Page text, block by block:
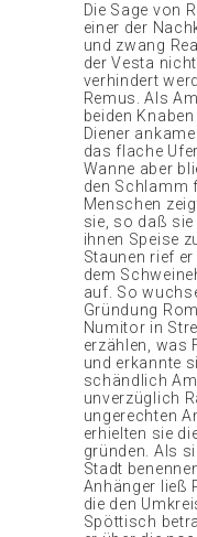
Die Sage von
einer der
und zwang
der Vesta
verhindert
Remus. Als
beiden
Diener
das flache
Wanne aber
den Schlamm
Menschen
sie, so daß
ihnen Speise
Staunen rief
dem
auf. So
Gründung
Numitor in
erzählen, was
und erkannte
schändlich
unverzüglich
ungerechten
erhielten sie
gründen. Als
Stadt
Anhänger ließ
die den
Spöttisch